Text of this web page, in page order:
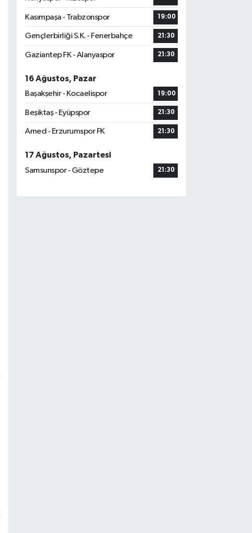
Kasımpaşa - Trabzonspor 19:00
Gençlerbirliği S.K. - Fenerbahçe 21:30
Gaziantep FK - Alanyaspor 21:30
16 Ağustos, Pazar
Başakşehir - Kocaelispor
19:00
Beşiktaş - Eyüpspor 21:30
Amed - Erzurumspor FK 21:30
17 Ağustos, Pazartesi
Samsunspor - Göztepe
21:30